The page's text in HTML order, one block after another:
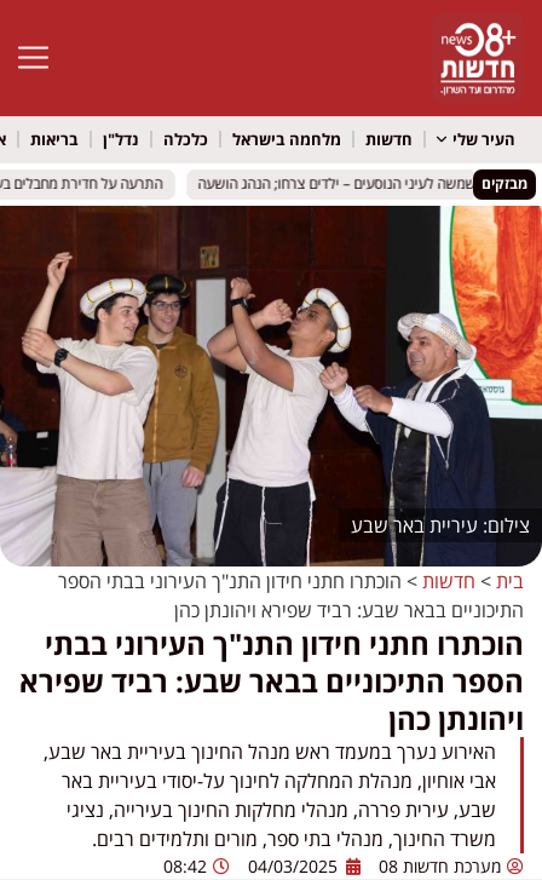
פתח
העיר שלי חדשות מלחמה בישראל כלכלה נדל"ן בריאות
מבזקים התרעה על חדירת מחבלים
התרעה על חדירת מחבלים
עיריית באר שבע
בית> חדשות> הוכתרו חתני חידון התנ"ך העירוני בבתי הספר
התיכוניים בבאר שבע: רביד שפירא ויהונתן כהן
הוכתרו חתני חידון התנ"ך העירוני בבתי
הספר התיכוניים בבאר שבע: רביד שפירא
ויהונתן כהן
האירוע נערך במעמד ראש מנהל החינוך בעיריית באר שבע,
אבי אוחיון, מנהלת המחלקה לחינוך על-יסודי בעיריית באר
שבע, עירית פררה, מנהלי מחלקות החינוך בעירייה, נציגי
משרד החינוך, מנהלי בתי ספר, מורים ותלמידים רבים.
מערכת חדשות 08 04/03/2025
08:42